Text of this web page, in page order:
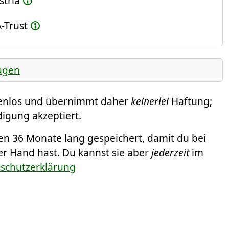
Trust
und übernimmt daherkeinerlei Haftung;
akzeptiert.
36 Monate lang gespeichert, damit du bei
Hand hast. Du kannst sie aberjederzeitim